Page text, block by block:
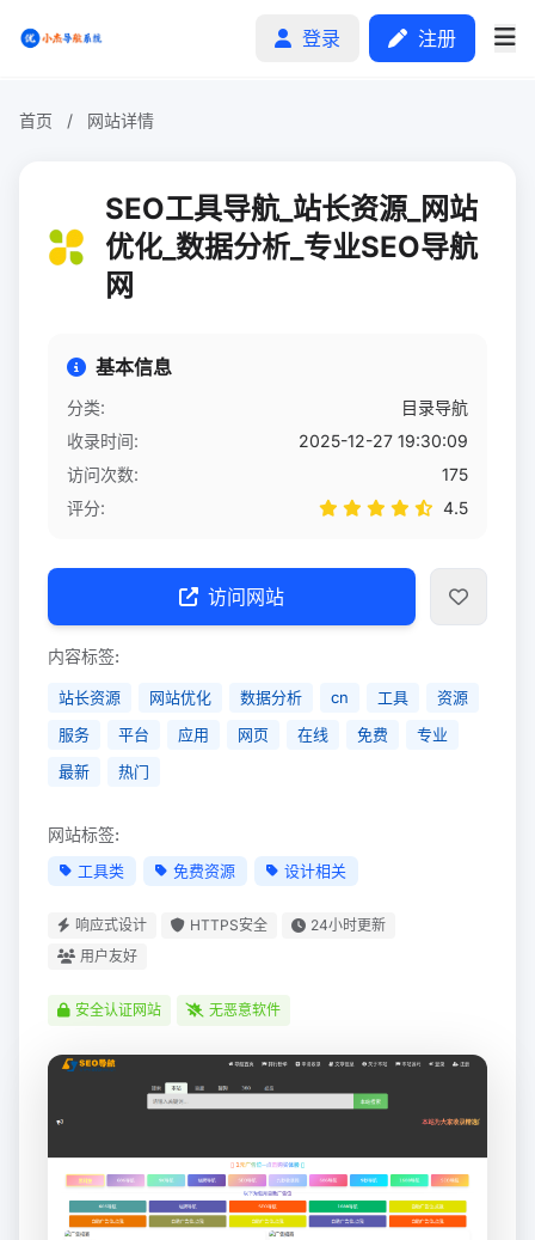
登录 注册
分类排行
申请收录
自助广告
首页 / 网站详情
SEO工具导航_站长资源_网站
优化_数据分析_专业SEO导航
网
基本信息
分类:
目录导航
收录时间:
2025-12-27 19:30:09
访问次数:
175
评分:
4.5
访问网站
内容标签:
站长资源 网站优化 数据分析 cn 工具
资源
服务
平台 应用 网页 在线 免费
专业
最新
热门
网站标签:
工具类 免费资源 设计相关
响应式设计 HTTPS安全
24小时更新
用户友好
安全认证网站 无恶意软件